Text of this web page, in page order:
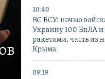
10:40
ВС ВСУ: ночью
Украину 100 БпЛА и
ракетами, часть из
Крыма
09:19